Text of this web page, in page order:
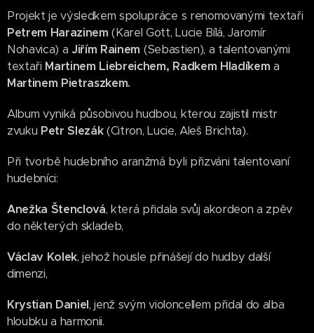
Projekt je výsledkem spolupráce s renomovanými textaři
Petrem Harazinem(Karel Gott, Lucie Bílá, Jaromír
Nohavica) aJiřím Rainem (Sebastien), a talentovanými
textaři Martinem Liebreichem, Radkem Hladíkem a
Martinem Pietraszkem.
Album vyniká působivou hudbou, kterou zajistil mistr
zvuku Petr Slezák(Citron, Lucie, Aleš Brichta).
Při tvorbě hudebního aranžmá byli přizváni talentovaní
hudebníci:
Anežka Štenclová, která přidala svůj akordeon a zpěv
do některých skladeb,
Václav Kolek, jehož housle přinášejí do hudby další
dimenzi,
Krystian Daniel, jenž svým violoncellem přidal do alba
hloubku a harmonii.